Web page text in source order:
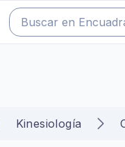
Kinesiología